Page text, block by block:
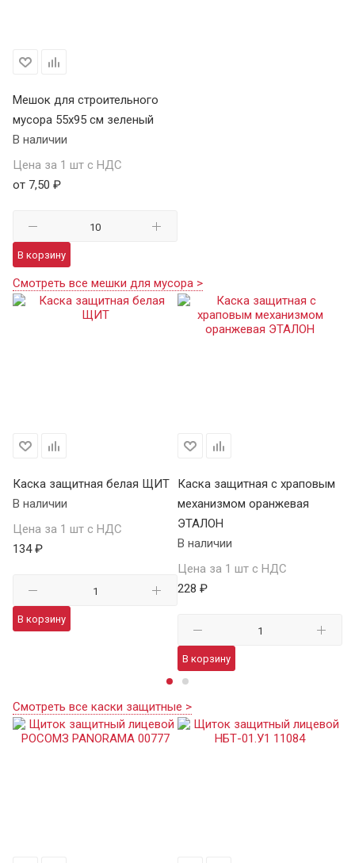
Мешок для строительного
мусора 55х95 см зеленый
В наличии
Цена за 1 шт с НДС
от 7,50 ₽
В корзину
Смотреть все мешки для мусора >
Каска защитная белая ЩИТ
В наличии
Цена за 1 шт с НДС
134 ₽
В корзину
Каска защитная с храповым
механизмом оранжевая
ЭТАЛОН
В наличии
Цена за 1 шт с НДС
228 ₽
В корзину
Смотреть все каски защитные >